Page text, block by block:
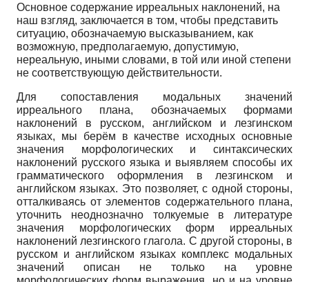
Основное содержание ирреальных наклонений, на
наш взгляд, заключается в том, чтобы представить
ситуацию, обозначаемую высказыванием, как
возможную, предполагаемую, допустимую,
нереальную, иными словами, в той или иной степени
не соответствующую действительности.
Для сопоставления модальных значений
ирреального плана, обозначаемых формами
наклонений в русском, английском и лезгинском
языках, мы берём в качестве исходных основные
значения морфологических и синтаксических
наклонений русского языка и выявляем способы их
грамматического оформления в лезгинском и
английском языках. Это позволяет, с одной стороны,
отталкиваясь от элементов содержательного плана,
уточнить неоднозначно толкуемые в литературе
значения морфологических форм ирреальных
наклонений лезгинского глагола. С другой стороны, в
русском и английском языках комплекс модальных
значений описан не только на уровне